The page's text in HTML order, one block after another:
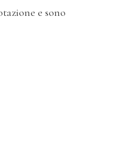
e sono